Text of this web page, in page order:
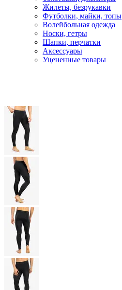
Жилеты, безрукавки
Футболки, майки, топы
Волейбольная одежда
Носки, гетры
Шапки, перчатки
Аксессуары
Уцененные товары